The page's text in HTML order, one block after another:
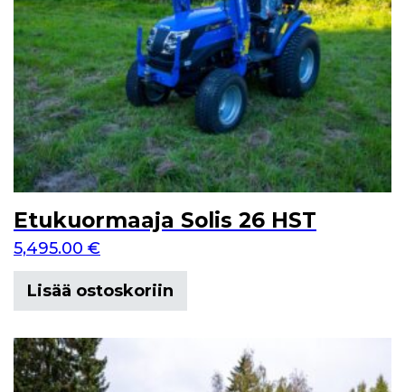
Etukuormaaja Solis 26 HST
5,495.00 €
Lisää ostoskoriin